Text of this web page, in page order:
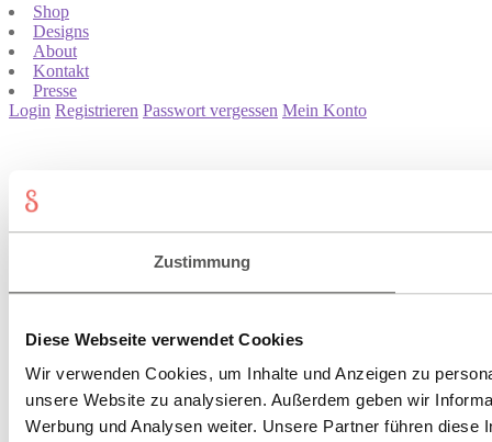
Zustimmung
Diese Webseite verwendet Cookies
Wir verwenden Cookies, um Inhalte und Anzeigen zu
unsere Website zu analysieren. Außerdem geben wir
Werbung und Analysen weiter. Unsere Partner führen
Shop
Designs
About
Kontakt
Presse
Login Registrieren Passwort vergessen Mein Konto